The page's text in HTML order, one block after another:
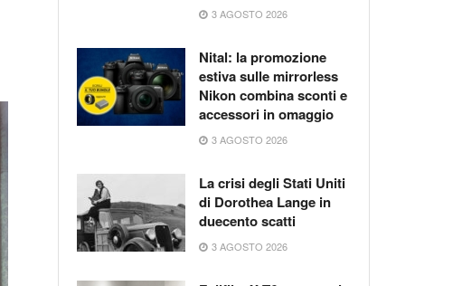
3 AGOSTO 2026
Nital: la promozione
estiva sulle mirrorless
Nikon combina sconti e
accessori in omaggio
3 AGOSTO 2026
La crisi degli Stati Uniti
di Dorothea Lange in
duecento scatti
3 AGOSTO 2026